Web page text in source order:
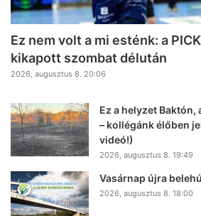
Ez nem volt a mi esténk: a
kikapott szombat délután
2026, augusztus 8. 20:06
Ez a helyzet
– kollégánk élőben
videó!)
2026, augusztus 8. 19:49
Vasárnap újra
2026, augusztus 8. 18:00